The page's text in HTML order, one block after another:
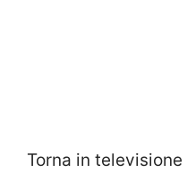
Torna in televisione